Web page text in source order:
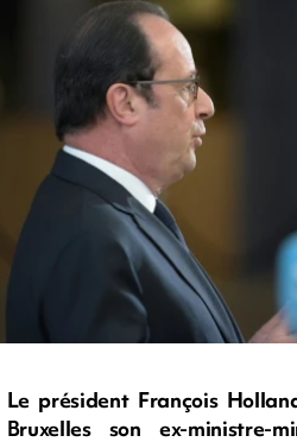
Le président François
Bruxelles son ex-ministre-